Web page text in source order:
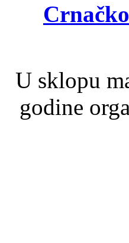
U sklopu
godine